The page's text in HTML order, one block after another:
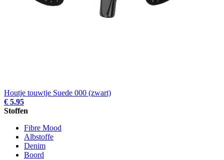
Houtje touwtje Suede 000 (zwart)
€ 5.95
Stoffen
Fibre Mood
Albstoffe
Denim
Boord